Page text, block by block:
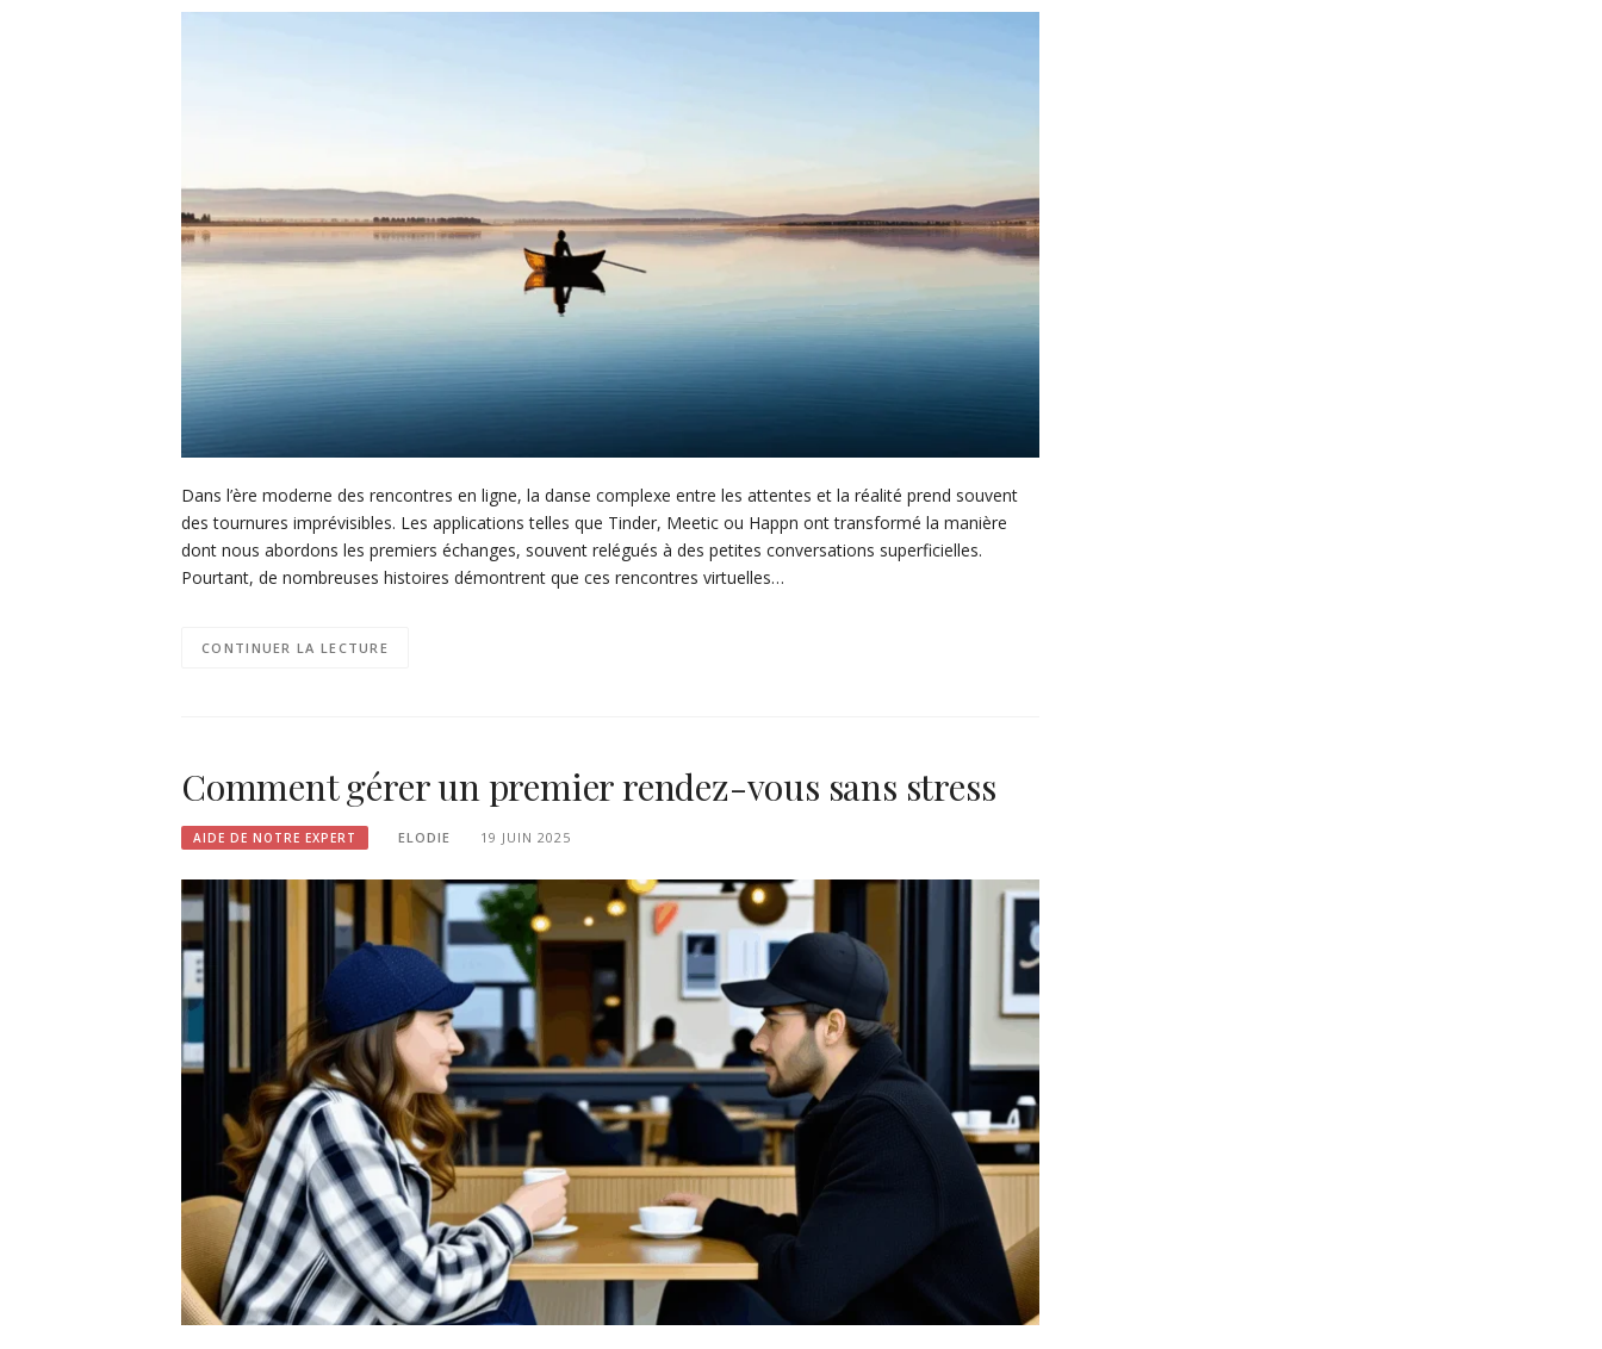
Dans l’ère moderne des rencontres en ligne, la danse complexe entre les attentes et la réalité prend souvent
des tournures imprévisibles. Les applications telles que Tinder, Meetic ou Happn ont transformé la manière
dont nous abordons les premiers échanges, souvent relégués à des petites conversations superficielles.
Pourtant, de nombreuses histoires démontrent que ces rencontres virtuelles…
CONTINUER LA LECTURE
Comment gérer un premier rendez-vous sans stress
AIDE DE NOTRE EXPERT ELODIE 19 JUIN 2025